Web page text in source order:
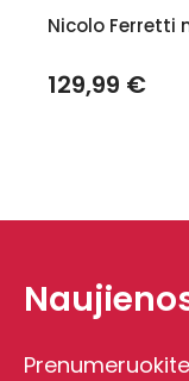
Nicolo Ferretti
129,99 €